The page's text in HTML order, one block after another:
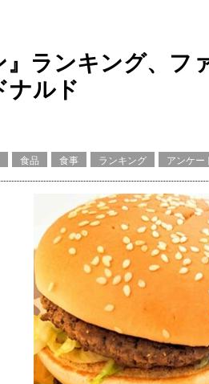
』ランキング、
ナルド
食品 食事 ランキング アンケー